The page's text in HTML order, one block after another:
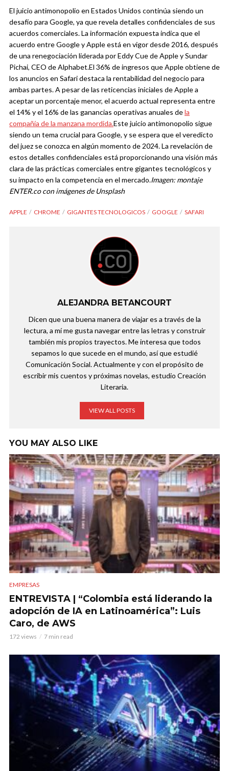
El juicio antimonopolio en Estados Unidos continúa siendo un
desafío para Google, ya que revela detalles confidenciales de sus
acuerdos comerciales. La información expuesta indica que el
acuerdo entre Google y Apple está en vigor desde 2016, después
de una renegociación liderada por Eddy Cue de Apple y Sundar
Pichai, CEO de Alphabet.El 36% de ingresos que Apple obtiene de
los anuncios en Safari destaca la rentabilidad del negocio para
ambas partes. A pesar de las reticencias iniciales de Apple a
aceptar un porcentaje menor, el acuerdo actual representa entre
el 14% y el 16% de las ganancias operativas anuales dela
compañía de la manzana mordida.Este juicio antimonopolio sigue
siendo un tema crucial para Google, y se espera que el veredicto
del juez se conozca en algún momento de 2024. La revelación de
estos detalles confidenciales está proporcionando una visión más
clara de las prácticas comerciales entre gigantes tecnológicos y
su impacto en la competencia en el mercado.Imagen: montaje
ENTER.co con imágenes de Unsplash
APPLE CHROME GIGANTES TECNOLOGICOS GOOGLE SAFARI
ALEJANDRA BETANCOURT
Dicen que una buena manera de viajar es a través de la
lectura, a mí me gusta navegar entre las letras y construir
también mis propios trayectos. Me interesa que todos
sepamos lo que sucede en el mundo, así que estudié
Comunicación Social. Actualmente y con el propósito de
escribir mis cuentos y próximas novelas, estudio Creación
Literaria.
VIEW ALL POSTS
YOU MAY ALSO LIKE
EMPRESAS
ENTREVISTA | “Colombia está liderando la
adopción de IA en Latinoamérica”: Luis
Caro, de AWS
172 views 7 min read